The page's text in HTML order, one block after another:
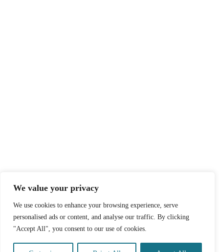
We value your privacy
We use cookies to enhance your browsing experience, serve
personalised ads or content, and analyse our traffic. By clicking
"Accept All", you consent to our use of cookies.